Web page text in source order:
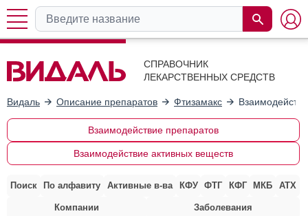
СПРАВОЧНИК
ЛЕКАРСТВЕННЫХ СРЕДСТВ
Видаль Описание препаратов Фтизамакс
Взаимодействие препаратов
Взаимодействие активных веществ
Поиск По алфавиту Активные в-ва КФУ ФТГ КФГ МКБ АТХ
Компании Заболевания